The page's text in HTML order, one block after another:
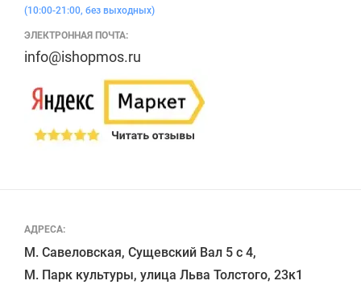
АДРЕСА:
М. Савеловская, Сущевский Вал 5 с 4,
М. Парк культуры, улица Льва Толстого, 23к1
(10:00-21:00, без выходных)
ЭЛЕКТРОННАЯ ПОЧТА:
info@ishopmos.ru